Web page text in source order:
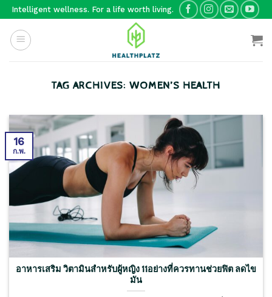
Skip
content
Intelligent wellness. For a life worth living.
TAG ARCHIVES: WOMEN’S HEALTH
อาหารเสริม วิตามินสำหรับผู้หญิง 11อย่างที่ควรทานช่วยฟิต ลดไข
มัน
16
ก.พ.